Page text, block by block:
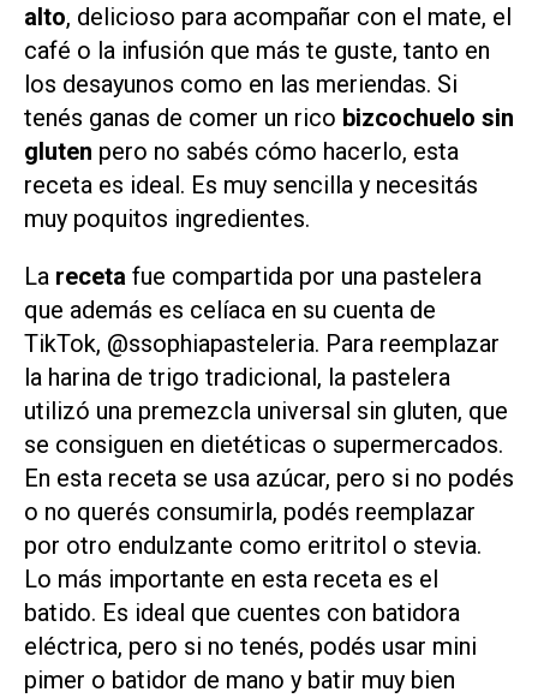
alto, delicioso para acompañar con el mate, el
café o la infusión que más te guste, tanto en
los desayunos como en las meriendas. Si
tenés ganas de comer un rico bizcochuelo sin
gluten pero no sabés cómo hacerlo, esta
receta es ideal. Es muy sencilla y necesitás
muy poquitos ingredientes.
La receta fue compartida por una pastelera
que además es celíaca en su cuenta de
TikTok, @ssophiapasteleria. Para reemplazar
la harina de trigo tradicional, la pastelera
utilizó una premezcla universal sin gluten, que
se consiguen en dietéticas o supermercados.
En esta receta se usa azúcar, pero si no podés
o no querés consumirla, podés reemplazar
por otro endulzante como eritritol o stevia.
Lo más importante en esta receta es el
batido. Es ideal que cuentes con batidora
eléctrica, pero si no tenés, podés usar mini
pimer o batidor de mano y batir muy bien